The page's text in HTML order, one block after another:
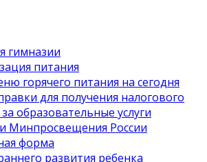
гимназии
питания
горячего питания на сегодня
для получения налогового
образовательные услуги
Минпросвещения России
форма
развития ребенка